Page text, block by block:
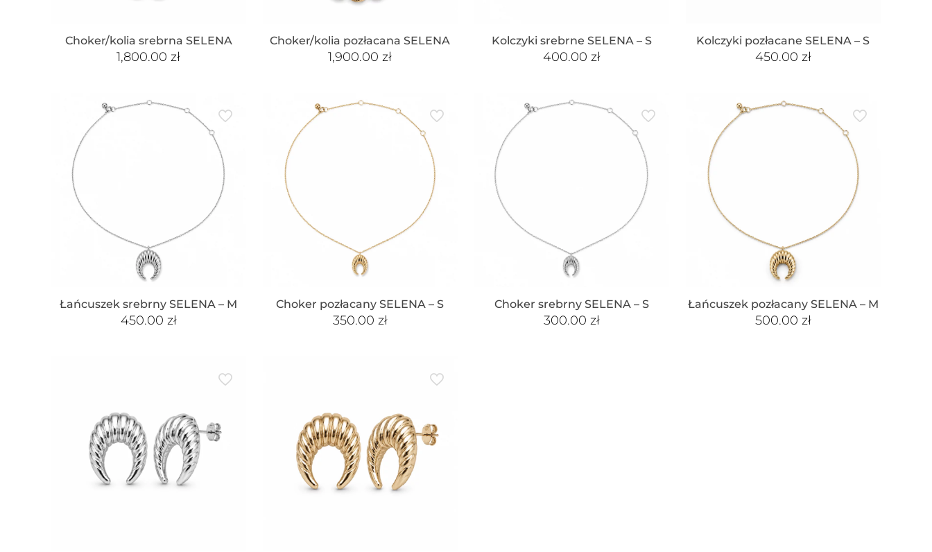
Choker/kolia srebrna SELENA
1,800.00zł
Choker/kolia pozłacana SELENA
1,900.00zł
Kolczyki srebrne SELENA – S
400.00 zł
Kolczyki pozłacane SELENA – S
450.00 zł
Łańcuszek srebrny SELENA – M
450.00 zł
Choker pozłacany SELENA – S
350.00 zł
Choker srebrny SELENA – S
300.00 zł
Łańcuszek pozłacany SELENA – M
500.00 zł